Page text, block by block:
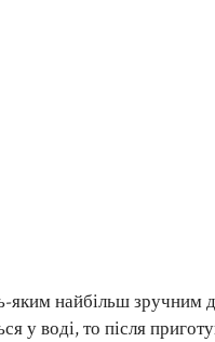
яким найбільш зручним
у воді, то після